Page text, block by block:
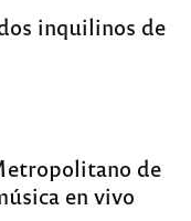
inquilinos de
de
en vivo